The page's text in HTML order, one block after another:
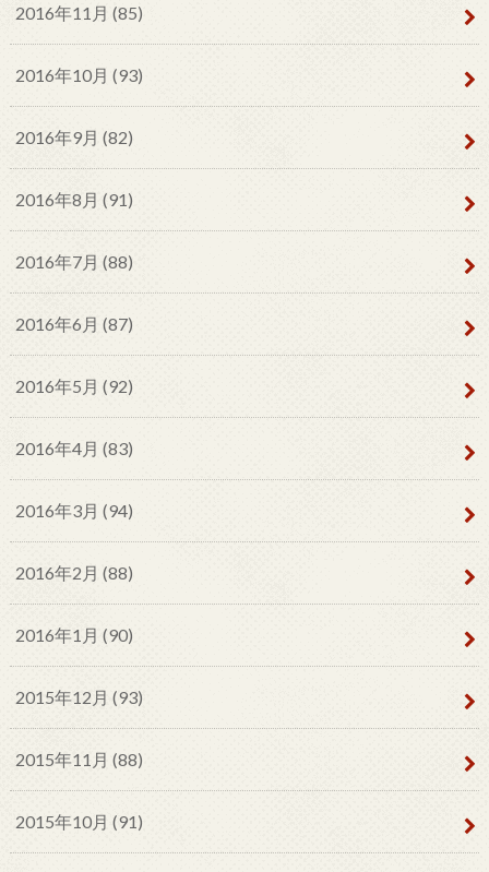
2016年11月 (85)
2016年10月 (93)
2016年9月 (82)
2016年8月 (91)
2016年7月 (88)
2016年6月 (87)
2016年5月 (92)
2016年4月 (83)
2016年3月 (94)
2016年2月 (88)
2016年1月 (90)
2015年12月 (93)
2015年11月 (88)
2015年10月 (91)